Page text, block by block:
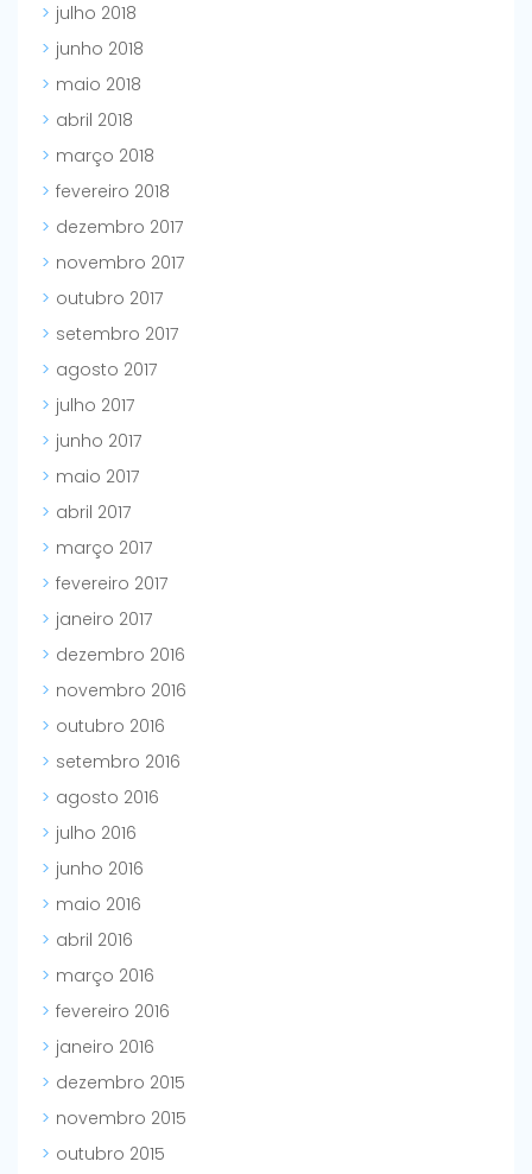
julho 2018
junho 2018
maio 2018
abril 2018
março 2018
fevereiro 2018
dezembro 2017
novembro 2017
outubro 2017
setembro 2017
agosto 2017
julho 2017
junho 2017
maio 2017
abril 2017
março 2017
fevereiro 2017
janeiro 2017
dezembro 2016
novembro 2016
outubro 2016
setembro 2016
agosto 2016
julho 2016
junho 2016
maio 2016
abril 2016
março 2016
fevereiro 2016
janeiro 2016
dezembro 2015
novembro 2015
outubro 2015